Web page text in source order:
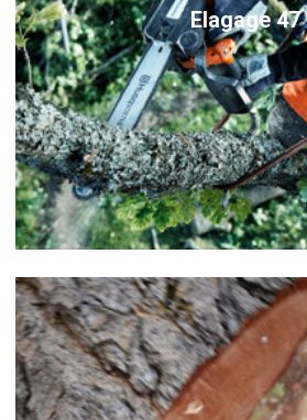
Elagage 47